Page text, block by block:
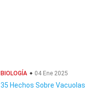
BIOLOGÍA 04 Ene 2025
35 Hechos Sobre Vacuolas